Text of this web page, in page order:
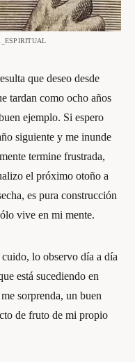
que deseo desde
tardan como ocho años
ejemplo. Si espero
siguiente y me inunde
termine frustrada,
el próximo otoño a
es pura construcción
vive en mi mente.
lo observo día a día
está sucediendo en
sorprenda, un buen
de fruto de mi propio